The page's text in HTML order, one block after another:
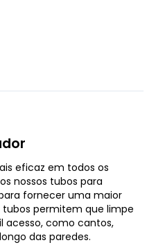
eficaz em todos os
nossos tubos para
fornecer uma maior
tubos permitem que limpe
acesso, como cantos,
das paredes.